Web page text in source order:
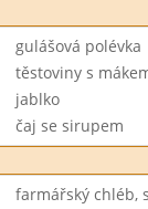
gulášová polévka
těstoviny s
jablko
čaj se sirupem
farmářský chléb,